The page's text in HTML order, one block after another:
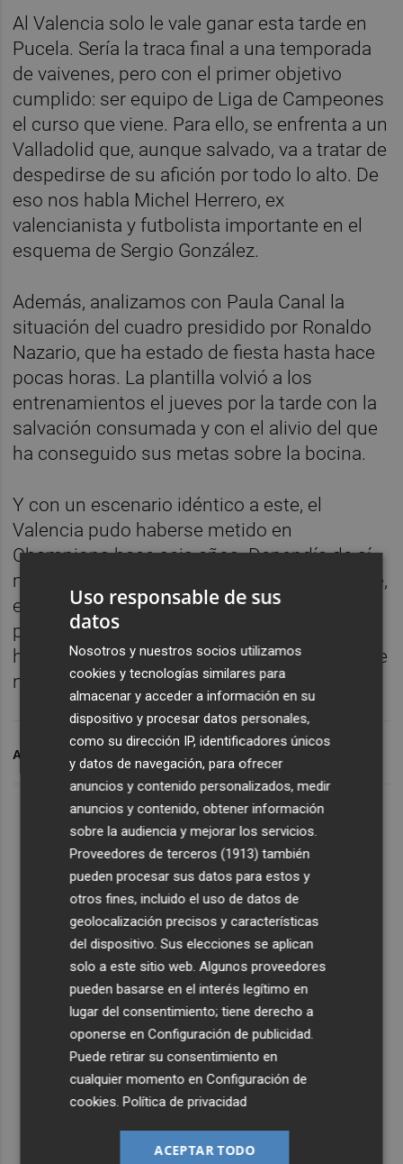
Al Valencia solo le vale ganar esta tarde en
Pucela. Sería la traca final a una temporada
de vaivenes, pero con el primer objetivo
cumplido: ser equipo de Liga de Campeones
el curso que viene. Para ello, se enfrenta a un
Valladolid que, aunque salvado, va a tratar de
despedirse de su afición por todo lo alto. De
eso nos habla Michel Herrero, ex
valencianista y futbolista importante en el
esquema de Sergio González.
Además, analizamos con Paula Canal la
situación del cuadro presidido por Ronaldo
Nazario, que ha estado de fiesta hasta hace
pocas horas. La plantilla volvió a los
entrenamientos el jueves por la tarde con la
salvación consumada y con el alivio del que
ha conseguido sus metas sobre la bocina.
Y con un escenario idéntico a este, el
Valencia pudo haberse metido en
Champions hace seis años. Dependía de sí
mismo y necesitaba ganar en un campo que,
en aquel momento, se creía sin objetivos. Y
perdió. Recordamos el tembleque de una
historia negra para seguir paso a paso lo que
no se debe repetir hoy.
ARCHIVADO EN
Uso responsable de sus
datos
Nosotros y nuestros socios utilizamos
cookies y tecnologías similares para
almacenar y acceder a información en su
dispositivo y procesar datos personales,
como su dirección IP, identificadores únicos
y datos de navegación, para ofrecer
anuncios y contenido personalizados, medir
anuncios y contenido, obtener información
sobre la audiencia y mejorar los servicios.
Proveedores de terceros (1913) también
pueden procesar sus datos para estos y
otros fines, incluido el uso de datos de
geolocalización precisos y características
del dispositivo. Sus elecciones se aplican
solo a este sitio web. Algunos proveedores
pueden basarse en el interés legítimo en
lugar del consentimiento; tiene derecho a
oponerse enConfiguración de publicidad.
Puede retirar su consentimiento en
cualquier momento enConfiguración de
cookies.Política de privacidad
ACEPTAR TODO